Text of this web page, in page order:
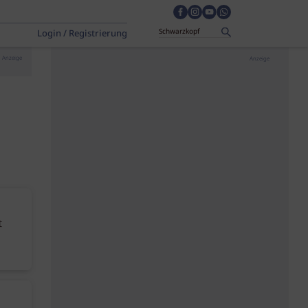
Login / Registrierung
Anzeige Anzeige